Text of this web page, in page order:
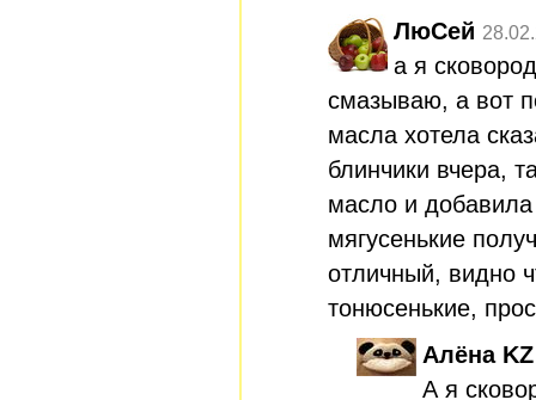
ЛюСей
а я
смазываю, а вот
масла хотела
блинчики вчера,
масло и
мягусенькие
отличный, видно
тонюсенькие,
Алёна KZ
А я